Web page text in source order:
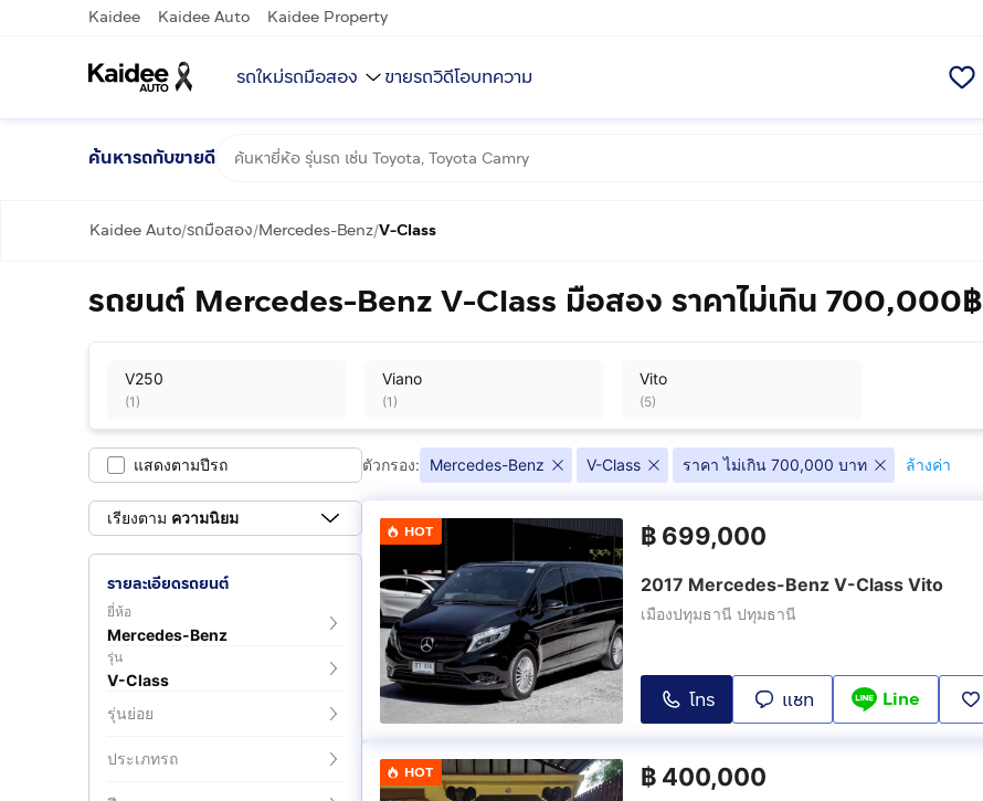
Kaidee Kaidee Auto Kaidee Property
รถใหม่รถมือสอง ขายรถวิดีโอบทความ
ค้นหารถกับขายดี
Kaidee Auto/รถมือสอง/Mercedes-Benz/V-Class
รถยนต์ Mercedes-Benz V-Class มือสอง ราคาไม่เกิน 700,000฿
V250
(1 )
Viano
(1 )
Vito
(5)
แสดงตามปีรถ
เรียงตาม ความนิยม
รายละเอียดรถยนต์
ยี่ห้อ
Mercedes-Benz
รุ่น
V-Class
รุ่นย่อย
ประเภทรถ
ตัวกรอง: Mercedes-Benz V-Class ราคา ไม่เกิน 700,000 บาท ล้างค่า
HOT ฿ 699,000
2017 Mercedes-Benz V-Class Vito
เมืองปทุมธานี ปทุมธานี
โทร แชท Line
HOT ฿ 400,000